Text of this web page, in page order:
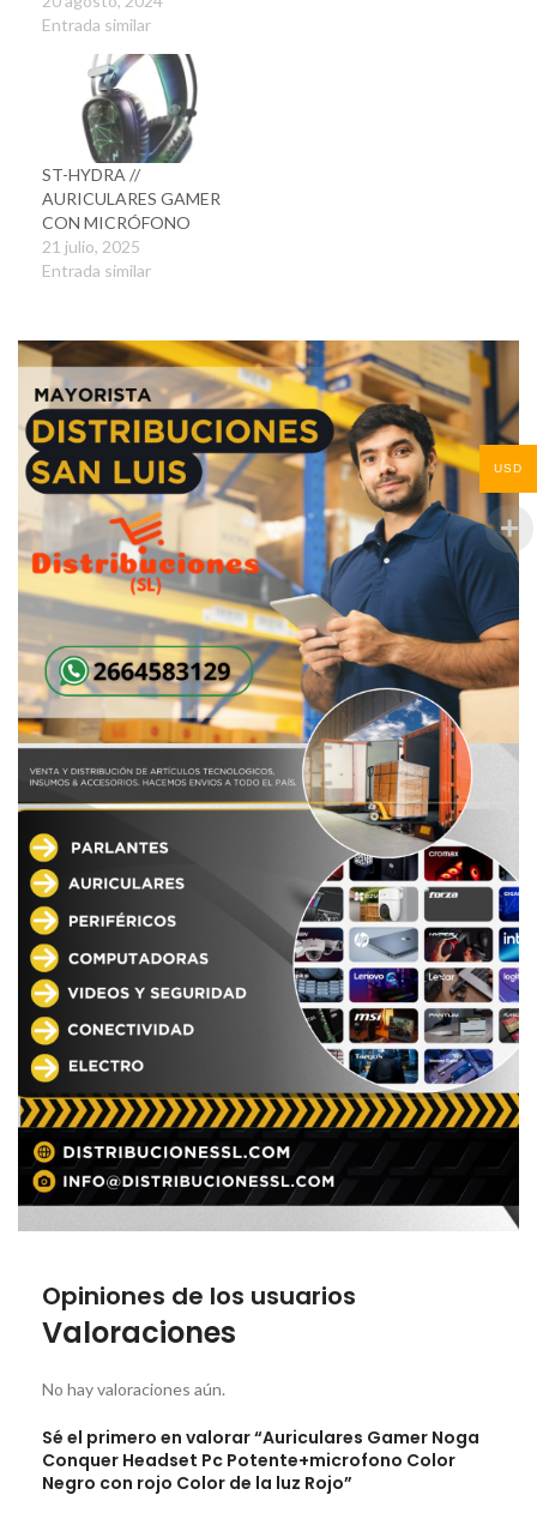
Entrada similar
ST-HYDRA //
AURICULARES GAMER
CON MICRÓFONO
21 julio, 2025
Entrada similar
Opiniones de los usuarios
Valoraciones
No hay valoraciones aún.
Sé el primero en valorar “Auriculares Gamer Noga
Conquer Headset Pc Potente+microfono Color
Negro con rojo Color de la luz Rojo”
USD